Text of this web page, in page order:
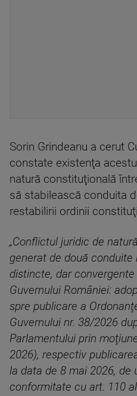
Sorin Grindeanu a cerut
constate existenţa
natură constituţională
să stabilească conduita
restabilirii ordinii
„Conflictul juridic de
generat de două
distincte, dar
Guvernului României:
spre publicare a
Guvernului nr. 38/2026
Parlamentului prin
2026), respectiv
la data de 8 mai 2026, de
conformitate cu art. 110